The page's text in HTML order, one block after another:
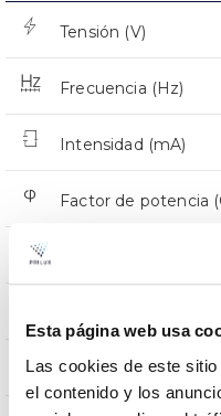
Esta página web usa
Las cookies de este
el contenido y los
Tensión (V)
Frecuencia (Hz)
Intensidad (mA)
Factor de potencia
Prot. de com. para